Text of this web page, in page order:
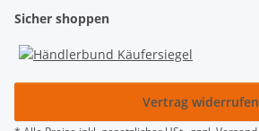
Sicher shoppen
Vertrag widerrufen